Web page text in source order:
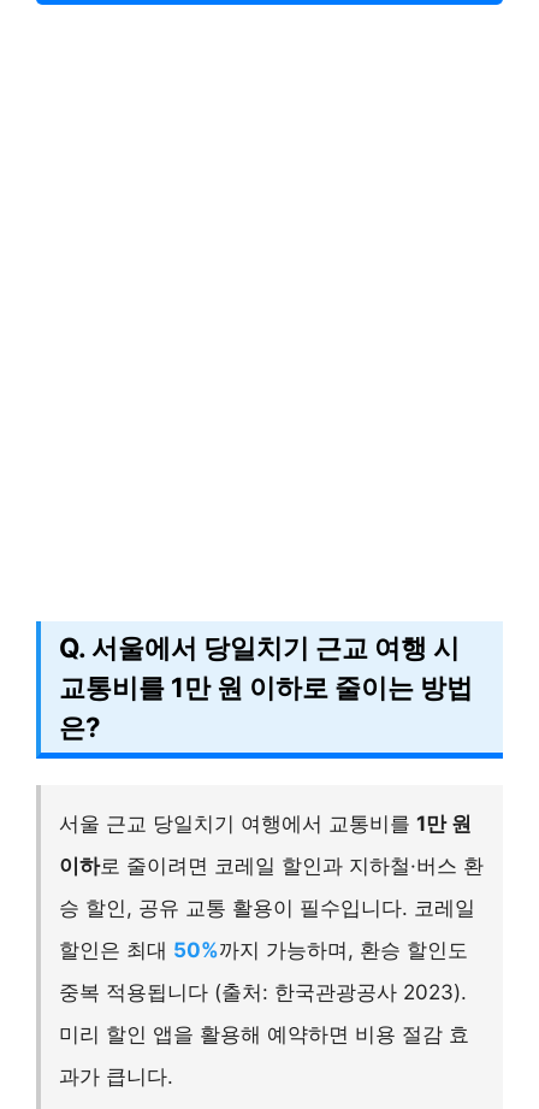
Q. 서울에서 당일치기 근교 여행 시
교통비를 1만 원 이하로 줄이는 방법
은?
서울 근교 당일치기 여행에서 교통비를 1만 원
이하로 줄이려면 코레일 할인과 지하철·버스 환
승 할인, 공유 교통 활용이 필수입니다. 코레일
할인은 최대 50%까지 가능하며, 환승 할인도
중복 적용됩니다 (출처: 한국관광공사 2023).
미리 할인 앱을 활용해 예약하면 비용 절감 효
과가 큽니다.